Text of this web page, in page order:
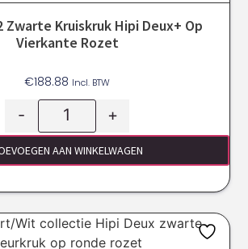
Zwarte Kruiskruk Hipi Deux+ Op
Vierkante Rozet
€188.88 Incl. BTW
- +
AAN WINKELWAGEN